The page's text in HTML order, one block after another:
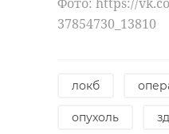
37854730_13810
локб
опухоль